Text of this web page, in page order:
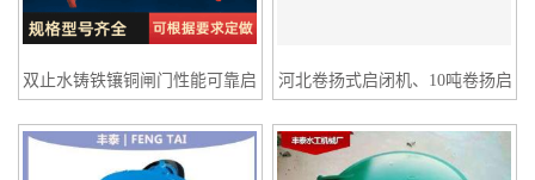
双止水铸铁镶铜闸门性能可靠启
河北卷扬式启闭机、10吨卷扬启